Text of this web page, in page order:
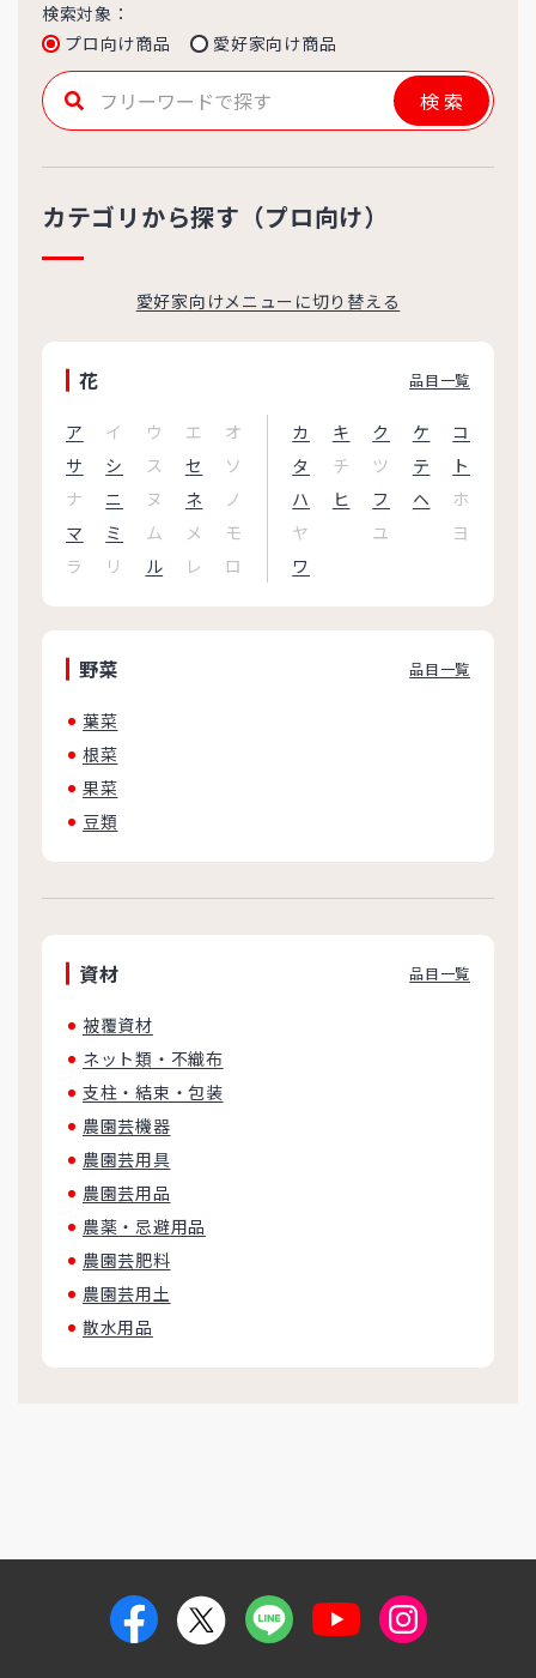
検索対象：
プロ向け商品
愛好家向け商品
検索
カテゴリから探す（プロ向け）
愛好家向けメニューに切り替える
花 品目一覧
ア イ ウ エ オ カ キ ク ケ
コ
サ
シ ス セ ソ タ チ ツ テ
ト
ナ
ニ ヌ ネ ノ ハ ヒ フ ヘ
ホ
マ
ミ ム メ モ ヤ ユ
ヨ
ラ
リ ル レ ロ ワ
野菜 品目一覧
葉菜
根菜
果菜
豆類
資材 品目一覧
被覆資材
ネット類・不織布
支柱・結束・包装
農園芸機器
農園芸用具
農園芸用品
農薬・忌避用品
農園芸肥料
農園芸用土
散水用品